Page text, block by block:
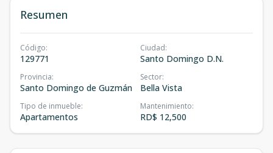
Resumen
Código:
129771
Ciudad:
Santo Domingo D.N.
Provincia:
Santo Domingo de Guzmán
Sector:
Bella Vista
Tipo de inmueble:
Apartamentos
Mantenimiento:
RD$ 12,500